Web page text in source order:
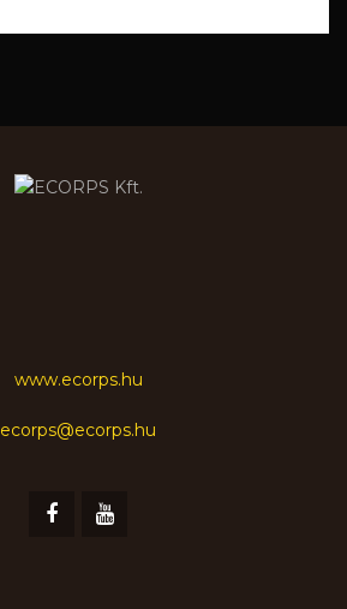
www.ecorps.hu
ecorps@ecorps.hu